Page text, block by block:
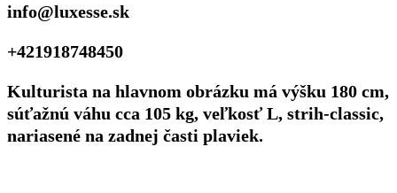
info@luxesse.sk
+421918748450
Kulturista na hlavnom obrázku má výšku 180 cm,
súťažnú váhu cca 105 kg, veľkosť L, strih-classic,
nariasené na zadnej časti plaviek.